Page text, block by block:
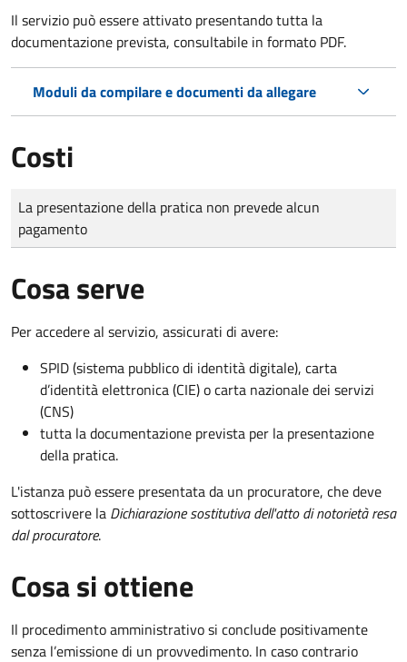
Il servizio può essere attivato presentando tutta la
documentazione prevista, consultabile in formato PDF.
Moduli da compilare e documenti da allegare
Costi
Tipo di pagamento
Importo
La presentazione della pratica non prevede alcun
pagamento
Cosa serve
Per accedere al servizio, assicurati di avere:
SPID (sistema pubblico di identità digitale), carta
d’identità elettronica (CIE) o carta nazionale dei servizi
(CNS)
tutta la documentazione prevista per la presentazione
della pratica.
L'istanza può essere presentata da un procuratore, che deve
sottoscrivere la Dichiarazione sostitutiva dell'atto di notorietà resa
dal procuratore.
Cosa si ottiene
Il procedimento amministrativo si conclude positivamente
senza l’emissione di un provvedimento. In caso contrario